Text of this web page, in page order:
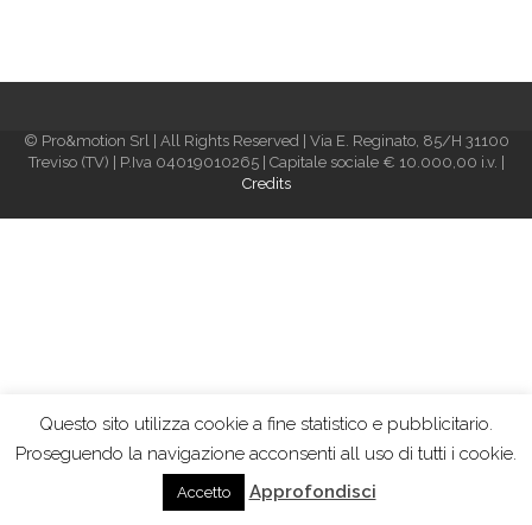
© Pro&motion Srl | All Rights Reserved | Via E. Reginato, 85/H 31100
Treviso (TV) | P.Iva 04019010265 | Capitale sociale € 10.000,00 i.v. |
Credits
Questo sito utilizza cookie a fine statistico e pubblicitario.
Proseguendo la navigazione acconsenti all uso di tutti i cookie.
Accetto Approfondisci